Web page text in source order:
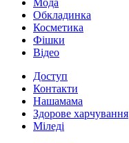
Мода
Обкладинка
Косметика
Фішки
Відео
Доступ
Контакти
Нашамама
Здорове харчування
Міледі